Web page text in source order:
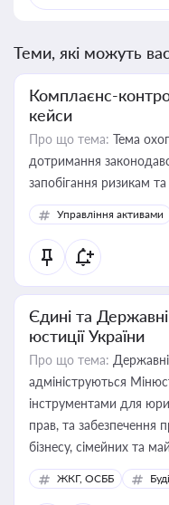
Теми, які можуть
Комплаєнс-
кейси
Про що тема: Тема
дотримання
запобігання ризикам
Управління активами
Єдині та
юстиції України
Про що тема:
адмініструються
інструментами для
прав, та забезпечення
бізнесу, сімейних та
ЖКГ, ОСББ